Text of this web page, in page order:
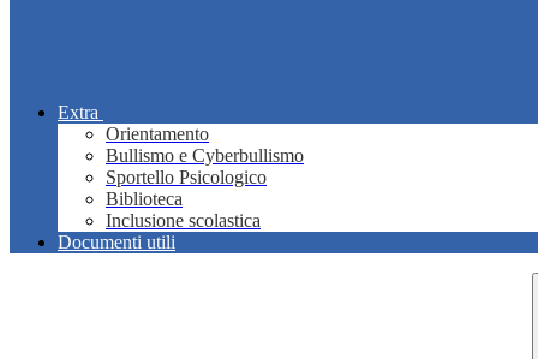
Extra
Orientamento
Bullismo e Cyberbullismo
Sportello Psicologico
Biblioteca
Inclusione scolastica
Documenti utili